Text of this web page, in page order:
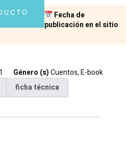
Fecha de
publicación en el sitio
Género (s)Cuentos,E-book
ficha técnica